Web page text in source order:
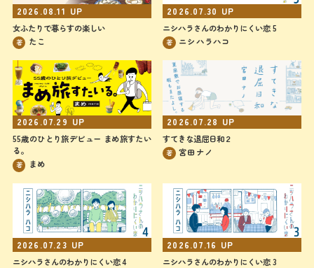
2026.08.11 UP
女ふたりで暮らすの楽しい
著 たこ
2026.07.30 UP
ニシハラさんのわかりにくい恋 5
著 ニシハラハコ
2026.07.29 UP
55歳のひとり旅デビュー まめ旅すたい
る。
著 まめ
2026.07.28 UP
すてきな退屈日和２
著 宮田ナノ
2026.07.23 UP
ニシハラさんのわかりにくい恋 4
2026.07.16 UP
ニシハラさんのわかりにくい恋 3